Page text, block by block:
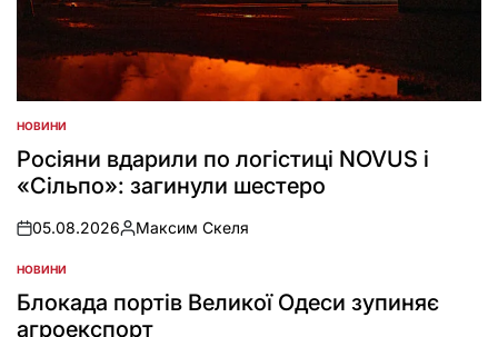
POSTED
IN
НОВИНИ
Росіяни вдарили по логістиці NOVUS і
«Сільпо»: загинули шестеро
on
05.08.2026
Posted
Максим Скеля
POSTED
IN
НОВИНИ
Блокада портів Великої Одеси зупиняє
агроекспорт